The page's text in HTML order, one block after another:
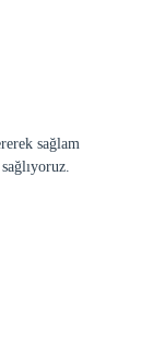
sağlam